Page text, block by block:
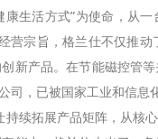
活方式”为使命，从
营宗旨，格兰仕不仅
新产品。在节能磁控管
，已被国家工业和信息
续拓展产品矩阵，从核